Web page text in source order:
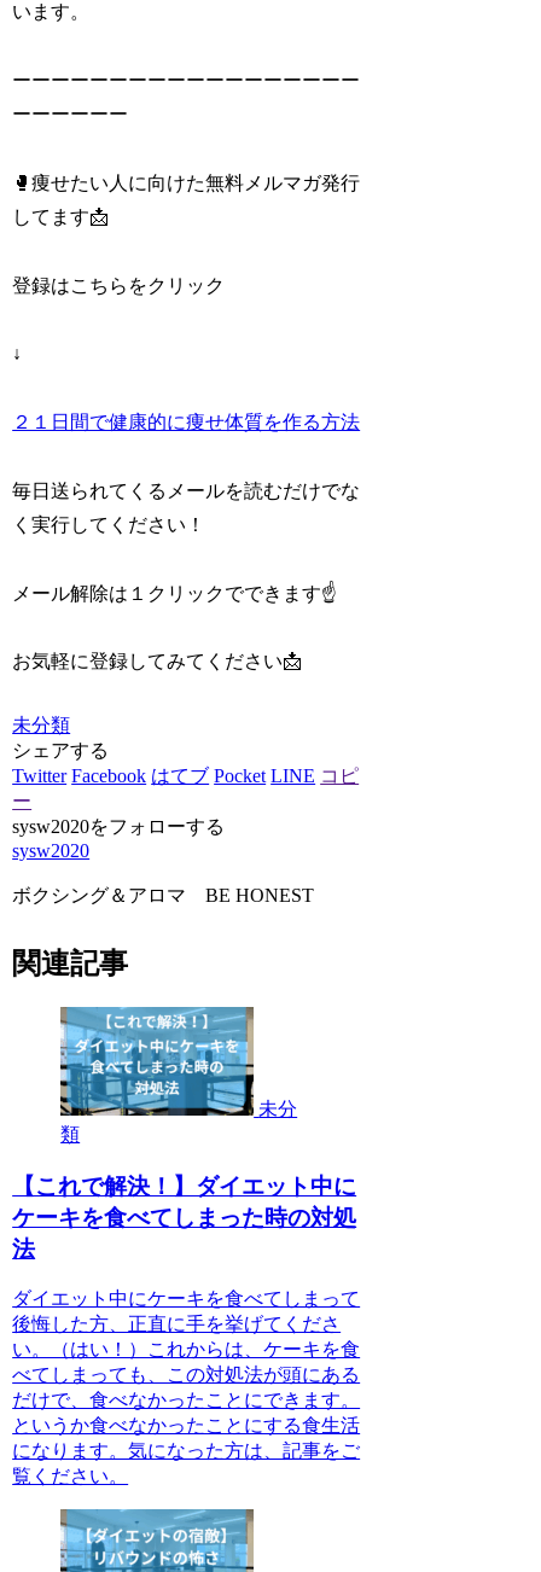
います。
ーーーーーーーーーーーーーーーーーー
ーーーーーー
🥊痩せたい人に向けた無料メルマガ発行
してます📩
登録はこちらをクリック
↓
２１日間で健康的に痩せ体質を作る方法
毎日送られてくるメールを読むだけでな
く実行してください！
メール解除は１クリックでできます☝️
お気軽に登録してみてください📩
未分類
シェアする
Twitter Facebook はてブ Pocket LINE コピ
ー
sysw2020をフォローする
sysw2020
ボクシング＆アロマ BE HONEST
関連記事
未分
類
【これで解決！】ダイエット中に
ケーキを食べてしまった時の対処
法
ダイエット中にケーキを食べてしまって
後悔した方、正直に手を挙げてくださ
い。（はい！）これからは、ケーキを食
べてしまっても、この対処法が頭にある
だけで、食べなかったことにできます。
というか食べなかったことにする食生活
になります。気になった方は、記事をご
覧ください。